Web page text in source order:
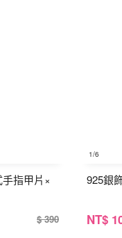
指甲片×
$ 390
1/6
925銀
NT$